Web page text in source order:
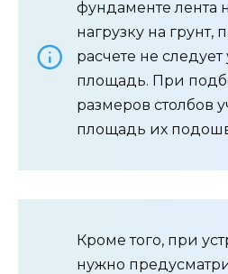
фундаменте лента
нагрузку на грунт,
расчете не следует
площадь. При
размеров столбов
площадь их
Кроме того, при
нужно